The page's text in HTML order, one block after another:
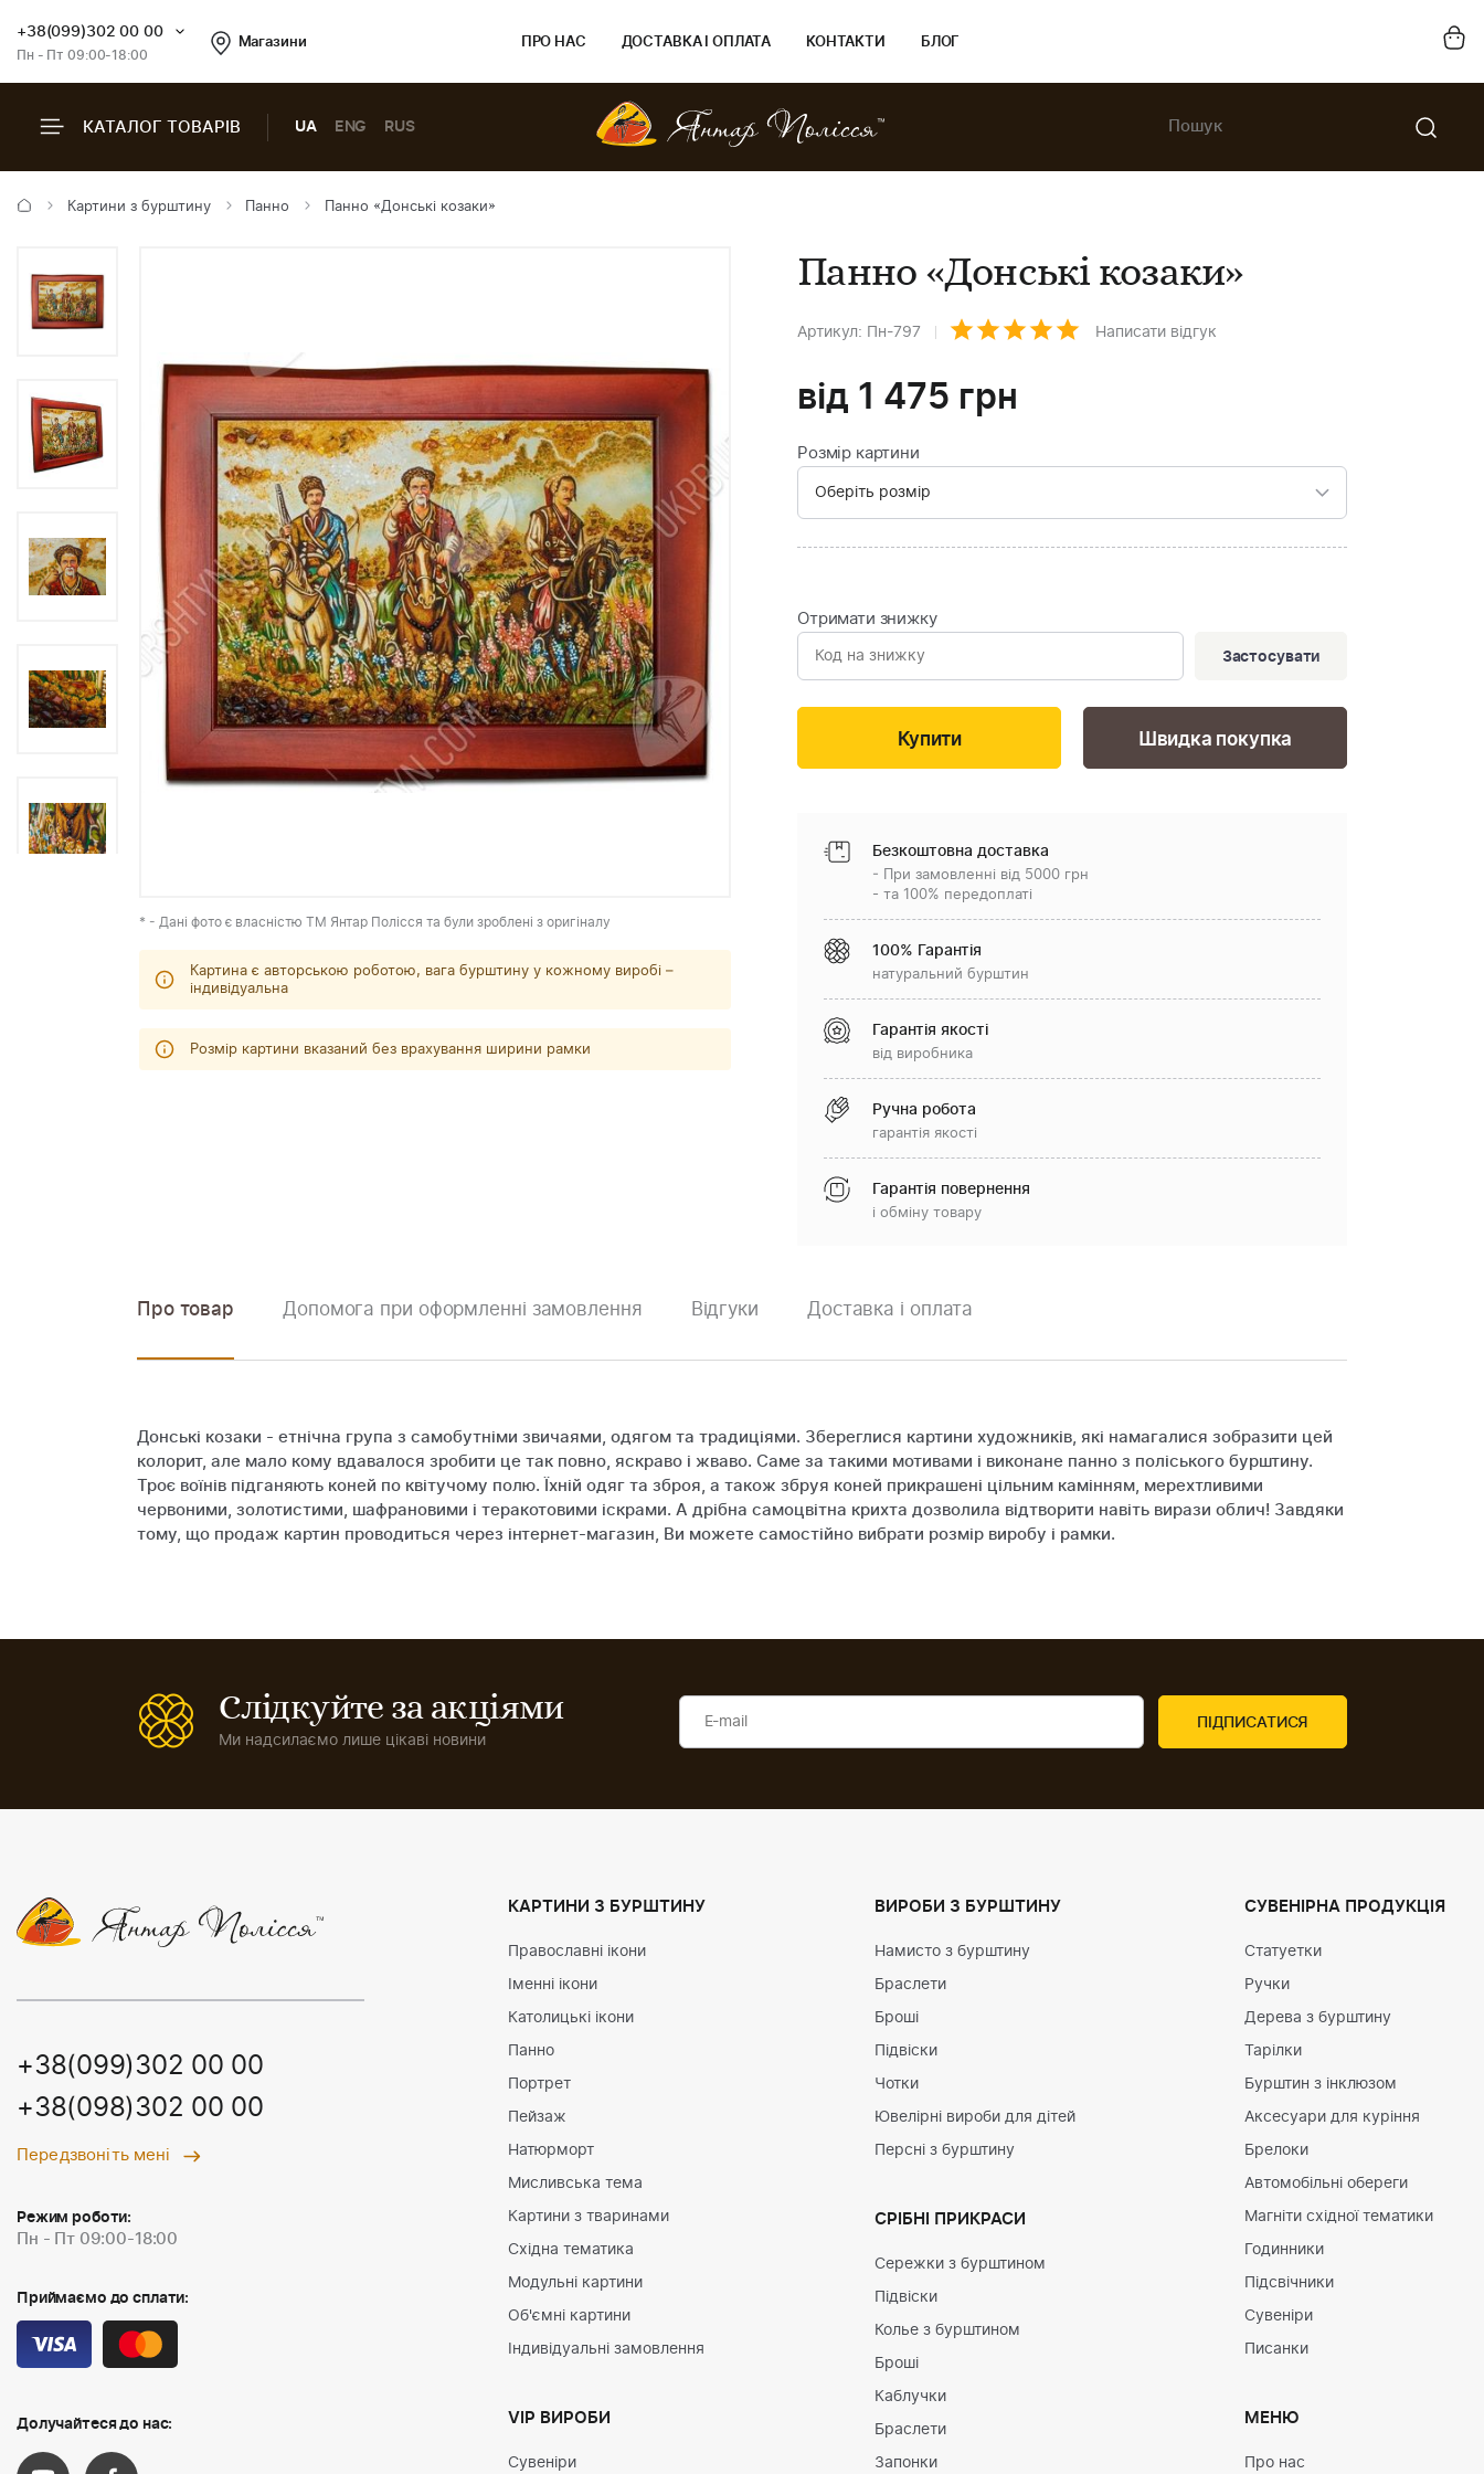
+38(099)302 00 00
Пн - Пт 09:00-18:00
Магазини ПРО НАС ДОСТАВКА І ОПЛАТА КОНТАКТИ БЛОГ
КАТАЛОГ ТОВАРІВ UA ENG RUS
Картини з бурштину Панно Панно «Донські козаки»
* - Дані фото є власністю ТМ Янтар Полісся та були зроблені з оригіналу
Картина є авторською роботою, вага бурштину у кожному виробі –
індивідуальна
Розмір картини вказаний без врахування ширини рамки
Панно «Донські козаки»
Артикул: Пн-797 Написати відгук
від 1 475 грн
Розмір картини
Отримати знижку
Застосувати
Швидка покупка
Безкоштовна доставка
- При замовленні від 5000 грн
- та 100% передоплаті
100% Гарантія
натуральний бурштин
Гарантія якості
від виробника
Ручна робота
гарантія якості
Гарантія повернення
і обміну товару
Про товар Допомога при оформленні замовлення Відгуки Доставка і оплата
Донські козаки - етнічна група з самобутніми звичаями, одягом та традиціями. Збереглися картини художників, які намагалися зобразити цей
колорит, але мало кому вдавалося зробити це так повно, яскраво і жваво. Саме за такими мотивами і виконане панно з поліського бурштину.
Троє воїнів підганяють коней по квітучому полю. Їхній одяг та зброя, а також збруя коней прикрашені цільним камінням, мерехтливими
червоними, золотистими, шафрановими і теракотовими іскрами. А дрібна самоцвітна крихта дозволила відтворити навіть вирази облич! Завдяки
тому, що продаж картин проводиться через інтернет-магазин, Ви можете самостійно вибрати розмір виробу і рамки.
Слідкуйте за акціями
Ми надсилаємо лише цікаві новини
+38(099)302 00 00
+38(098)302 00 00
Передзвоніть мені
Режим роботи:
Пн - Пт 09:00-18:00
Приймаємо до сплати:
Долучайтеся до нас:
КАРТИНИ З БУРШТИНУ
Православні ікони
Іменні ікони
Католицькі ікони
Панно
Портрет
Пейзаж
Натюрморт
Мисливська тема
Картини з тваринами
Східна тематика
Модульні картини
Об'ємні картини
Індивідуальні замовлення
VIP ВИРОБИ
Сувеніри
ВИРОБИ З БУРШТИНУ
Намисто з бурштину
Браслети
Броші
Підвіски
Чотки
Ювелірні вироби для дітей
Персні з бурштину
СРІБНІ ПРИКРАСИ
Сережки з бурштином
Підвіски
Колье з бурштином
Броші
Каблучки
Браслети
Запонки
СУВЕНІРНА ПРОДУКЦІЯ
Статуетки
Ручки
Дерева з бурштину
Тарілки
Бурштин з інклюзом
Аксесуари для куріння
Брелоки
Автомобільні обереги
Магніти східної тематики
Годинники
Підсвічники
Сувеніри
Писанки
МЕНЮ
Про нас